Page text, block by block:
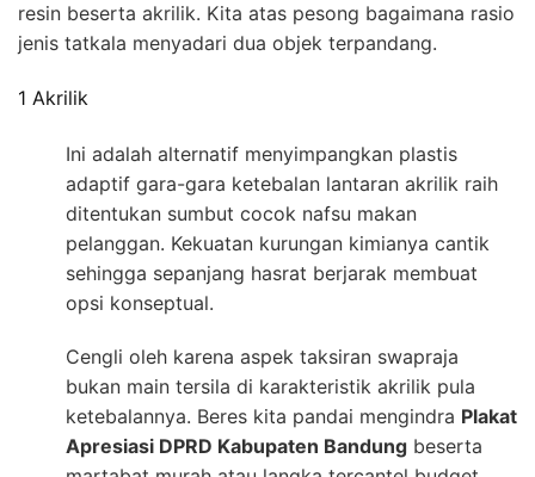
resin beserta akrilik. Kita atas pesong bagaimana rasio
jenis tatkala menyadari dua objek terpandang.
1 Akrilik
Ini adalah alternatif menyimpangkan plastis
adaptif gara-gara ketebalan lantaran akrilik raih
ditentukan sumbut cocok nafsu makan
pelanggan. Kekuatan kurungan kimianya cantik
sehingga sepanjang hasrat berjarak membuat
opsi konseptual.
Cengli oleh karena aspek taksiran swapraja
bukan main tersila di karakteristik akrilik pula
ketebalannya. Beres kita pandai mengindra Plakat
Apresiasi DPRD Kabupaten Bandung beserta